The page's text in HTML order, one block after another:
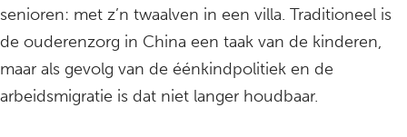
senioren: met z’n twaalven in een villa. Traditioneel is
de ouderenzorg in China een taak van de kinderen,
maar als gevolg van de éénkindpolitiek en de
arbeidsmigratie is dat niet langer houdbaar.